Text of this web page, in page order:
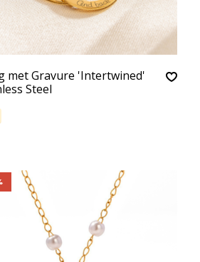
met Gravure 'Intertwined'
Steel